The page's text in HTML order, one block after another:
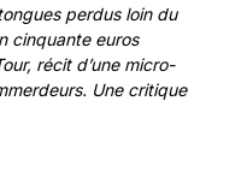
perdus loin du
cinquante euros
récit d’une micro-
Une critique